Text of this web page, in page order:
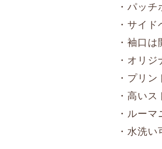
・パッチ
・サイド
・袖口
・オリ
・プリ
・高い
・ルーマ
・水洗い